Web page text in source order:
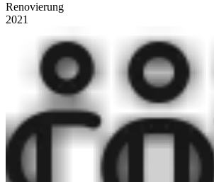
Renovierung
2021